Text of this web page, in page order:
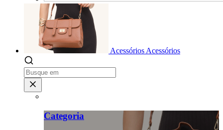
Acessórios Acessórios
Categoria